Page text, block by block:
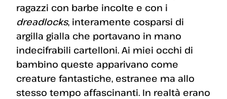
ragazzi con barbe incolte e con i
dreadlocks, interamente cosparsi di
argilla gialla che portavano in mano
indecifrabili cartelloni. Ai miei occhi di
bambino queste apparivano come
creature fantastiche, estranee ma allo
stesso tempo affascinanti. In realtà erano